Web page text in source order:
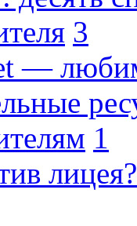
3
—
1
лицея?